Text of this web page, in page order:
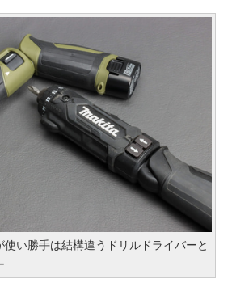
使い勝手は結構違うドリルドライバーと